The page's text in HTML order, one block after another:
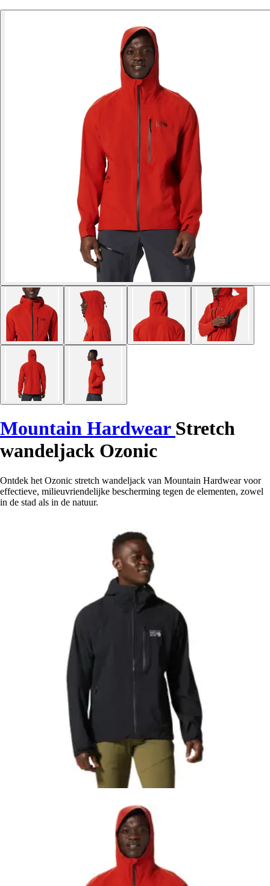
Mountain Hardwear Stretch
wandeljack Ozonic
Ontdek het Ozonic stretch wandeljack van Mountain Hardwear voor
effectieve, milieuvriendelijke bescherming tegen de elementen, zowel
in de stad als in de natuur.